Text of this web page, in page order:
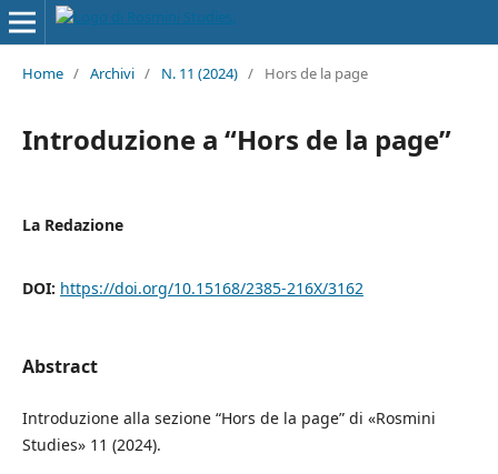
Home / Archivi / N. 11 (2024) / Hors de la page
Introduzione a “Hors de la page”
La Redazione
DOI: https://doi.org/10.15168/2385-216X/3162
Abstract
Introduzione alla sezione “Hors de la page” di «Rosmini
Studies» 11 (2024).